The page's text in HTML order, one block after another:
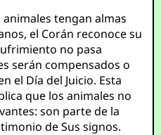
tengan almas
el Corán reconoce su
no pasa
serán compensados o
el Día del Juicio. Esta
que los animales no
son parte de la
de Sus signos.